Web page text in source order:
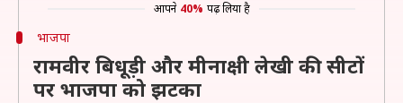
आपने 40% पढ़ लिया है
भाजपा
रामवीर बिधूड़ी और मीनाक्षी लेखी की सीटों
पर भाजपा को झटका